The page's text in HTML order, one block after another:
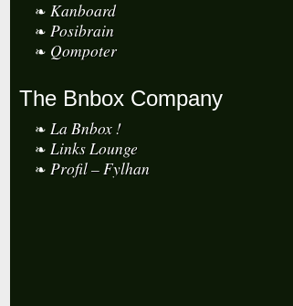
Kanboard
Posibrain
Qompoter
The Bnbox Company
La Bnbox !
Links Lounge
Profil – Fylhan